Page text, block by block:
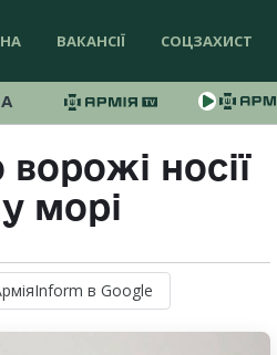
ВАКАНСІЇ СОЦЗАХИСТ
носії
морі
в Google